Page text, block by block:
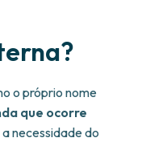
o próprio nome
que ocorre
a necessidade do